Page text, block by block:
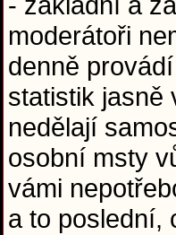
moderátoři
denně
statistik jasně
nedělají
osobní msty
vámi
a to poslední,